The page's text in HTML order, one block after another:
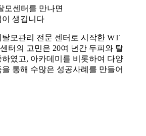
모센터를 만나면
생깁니다
모관리 전문 센터로 시작한 WT
터의 고민은 20여 년간 두피와 탈
하였고, 아카데미를 비롯하여 다양
통해 수많은 성공사례를 만들어